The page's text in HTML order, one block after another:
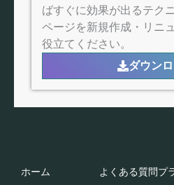
ばすぐに効果が出るテク
ページを新規作成・リニ
役立てください。
ダウン
ホーム よくある質問プ